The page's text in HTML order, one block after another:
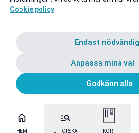
HEM UTFORSKA KORT
Cookie policy
Endast
Anpassa mina val
Godkänn alla